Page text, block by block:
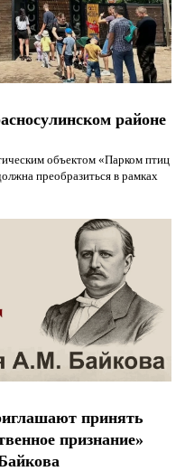
районе
объектом «Парком птиц
преобразиться в рамках
принять
признание»